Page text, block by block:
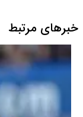
خبرهای مرتبط